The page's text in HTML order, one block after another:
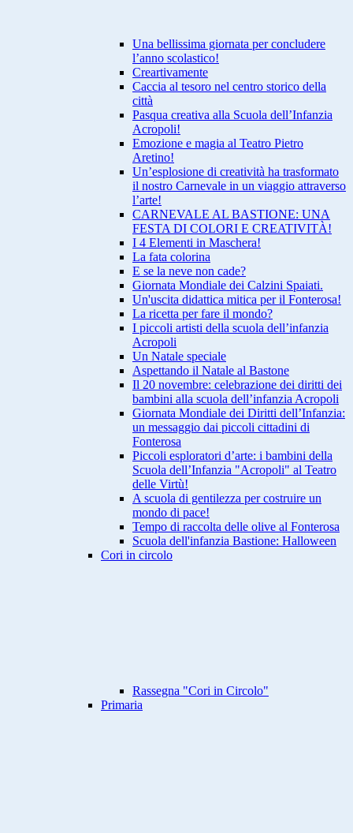
Una bellissima giornata per concludere
l’anno scolastico!
Creartivamente
Caccia al tesoro nel centro storico della
città
Pasqua creativa alla Scuola dell’Infanzia
Acropoli!
Emozione e magia al Teatro Pietro
Aretino!
Un’esplosione di creatività ha trasformato
il nostro Carnevale in un viaggio attraverso
l’arte!
CARNEVALE AL BASTIONE: UNA
FESTA DI COLORI E CREATIVITÀ!
I 4 Elementi in Maschera!
La fata colorina
E se la neve non cade?
Giornata Mondiale dei Calzini Spaiati.
Un'uscita didattica mitica per il Fonterosa!
La ricetta per fare il mondo?
I piccoli artisti della scuola dell’infanzia
Acropoli
Un Natale speciale
Aspettando il Natale al Bastone
Il 20 novembre: celebrazione dei diritti dei
bambini alla scuola dell’infanzia Acropoli
Giornata Mondiale dei Diritti dell’Infanzia:
un messaggio dai piccoli cittadini di
Fonterosa
Piccoli esploratori d’arte: i bambini della
Scuola dell’Infanzia "Acropoli" al Teatro
delle Virtù!
A scuola di gentilezza per costruire un
mondo di pace!
Tempo di raccolta delle olive al Fonterosa
Scuola dell'infanzia Bastione: Halloween
Cori in circolo
Rassegna "Cori in Circolo"
Primaria